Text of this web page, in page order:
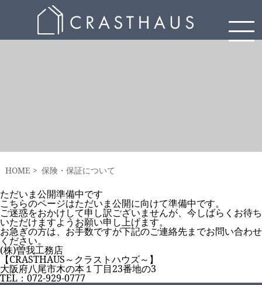
HOME 保険・保証について
ただいま公開準備中です
こちらのページはただいま公開に向けて準備中です。
ご迷惑をおかけして申し訳ございませんが、今しばらくお待ち
いただけますようお願い申し上げます。
お急ぎの方は、お手数ですが下記のご連絡先までお問い合わせ
ください。
(株)曽我工務店
【CRASTHAUS～クラストハウズ～】
大阪府八尾市木の本１丁目23番地の3
TEL：072-929-0777